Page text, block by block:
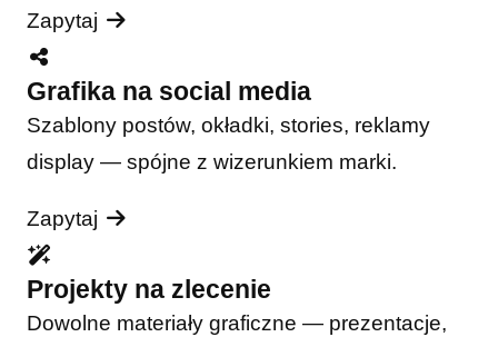
Zapytaj
Grafika na social media
Szablony postów, okładki, stories, reklamy
display — spójne z wizerunkiem marki.
Zapytaj
Projekty na zlecenie
Dowolne materiały graficzne — prezentacje,